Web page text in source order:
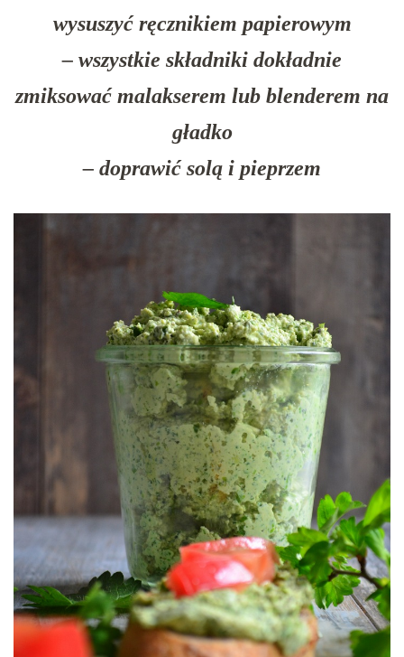
wysuszyć ręcznikiem papierowym
– wszystkie składniki dokładnie
zmiksować malakserem lub blenderem na
gładko
– doprawić solą i pieprzem